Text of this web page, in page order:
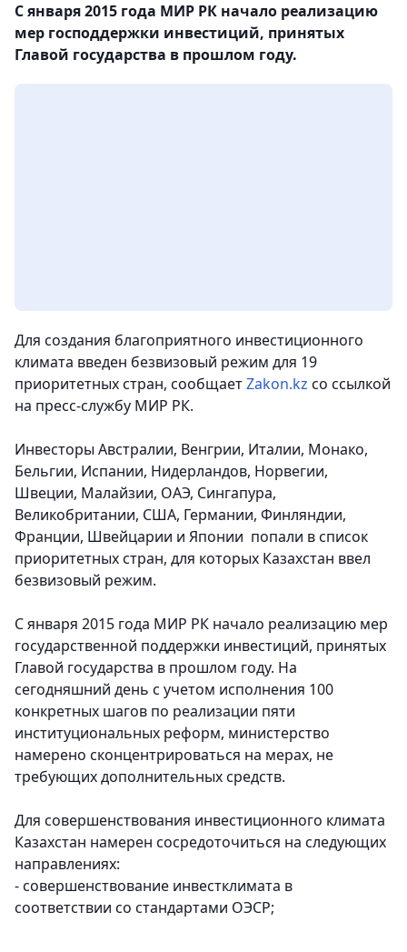
С января 2015 года МИР РК начало реализацию
мер господдержки инвестиций, принятых
Главой государства в прошлом году.
Для создания благоприятного инвестиционного
климата введен безвизовый режим для 19
приоритетных стран, сообщаетZakon.kz со ссылкой
на пресс-службу МИР РК.
Инвесторы Австралии, Венгрии, Италии, Монако,
Бельгии, Испании, Нидерландов, Норвегии,
Швеции, Малайзии, ОАЭ, Сингапура,
Великобритании, США, Германии, Финляндии,
Франции, Швейцарии и Японии попали в список
приоритетных стран, для которых Казахстан ввел
безвизовый режим.
С января 2015 года МИР РК начало реализацию мер
государственной поддержки инвестиций, принятых
Главой государства в прошлом году. На
сегодняшний день с учетом исполнения 100
конкретных шагов по реализации пяти
институциональных реформ, министерство
намерено сконцентрироваться на мерах, не
требующих дополнительных средств.
Для совершенствования инвестиционного климата
Казахстан намерен сосредоточиться на следующих
направлениях:
- совершенствование инвестклимата в
соответствии со стандартами ОЭСР;